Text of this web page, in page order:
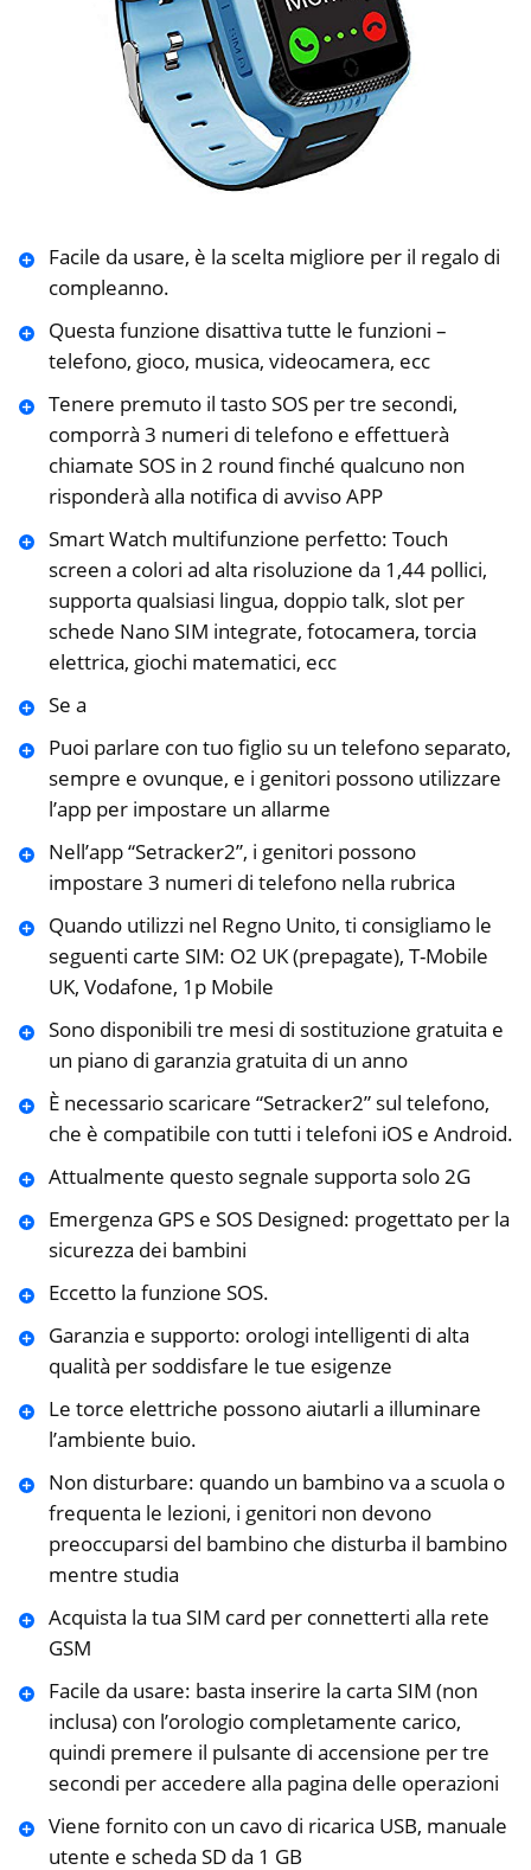
Facile da usare, è la scelta migliore per il regalo di
compleanno.
Questa funzione disattiva tutte le funzioni –
telefono, gioco, musica, videocamera, ecc
Tenere premuto il tasto SOS per tre secondi,
comporrà 3 numeri di telefono e effettuerà
chiamate SOS in 2 round finché qualcuno non
risponderà alla notifica di avviso APP
Smart Watch multifunzione perfetto: Touch
screen a colori ad alta risoluzione da 1,44 pollici,
supporta qualsiasi lingua, doppio talk, slot per
schede Nano SIM integrate, fotocamera, torcia
elettrica, giochi matematici, ecc
Se a
Puoi parlare con tuo figlio su un telefono separato,
sempre e ovunque, e i genitori possono utilizzare
l’app per impostare un allarme
Nell’app “Setracker2”, i genitori possono
impostare 3 numeri di telefono nella rubrica
Quando utilizzi nel Regno Unito, ti consigliamo le
seguenti carte SIM: O2 UK (prepagate), T-Mobile
UK, Vodafone, 1p Mobile
Sono disponibili tre mesi di sostituzione gratuita e
un piano di garanzia gratuita di un anno
È necessario scaricare “Setracker2” sul telefono,
che è compatibile con tutti i telefoni iOS e Android.
Attualmente questo segnale supporta solo 2G
Emergenza GPS e SOS Designed: progettato per la
sicurezza dei bambini
Eccetto la funzione SOS.
Garanzia e supporto: orologi intelligenti di alta
qualità per soddisfare le tue esigenze
Le torce elettriche possono aiutarli a illuminare
l’ambiente buio.
Non disturbare: quando un bambino va a scuola o
frequenta le lezioni, i genitori non devono
preoccuparsi del bambino che disturba il bambino
mentre studia
Acquista la tua SIM card per connetterti alla rete
GSM
Facile da usare: basta inserire la carta SIM (non
inclusa) con l’orologio completamente carico,
quindi premere il pulsante di accensione per tre
secondi per accedere alla pagina delle operazioni
Viene fornito con un cavo di ricarica USB, manuale
utente e scheda SD da 1 GB